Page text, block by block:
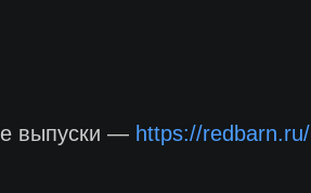
выпуски — https://